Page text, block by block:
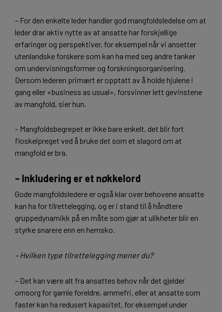
– For den enkelte leder handler god mangfoldsledelse om at
leder drar aktiv nytte av at ansatte har forskjellige
erfaringer og perspektiver, for eksempel når vi ansetter
utenlandske forskere som kan ha med seg andre tanker
om undervisningsformer og forskningsorganisering.
Dersom lederen primært er opptatt av å holde hjulene i
gang eller «business as usual», forsvinner lett gevinstene
av mangfold, sier hun.
– Mangfoldsbegrepet er ikke bare enkelt, det blir fort
floskelpreget ved å bruke det som et slagord om at
mangfold er bra.
– Inkludering er et nøkkelord
Gode mangfoldsledere er også klar over behovene ansatte
kan ha for tilrettelegging, og er i stand til å håndtere
gruppedynamikk på en måte som gjør at ulikheter blir en
styrke snarere enn en hemsko.
– Hvilken type tilrettelegging mener du?
– Det kan være alt fra ansattes behov når det gjelder
omsorg for gamle foreldre, ammefri, eller at ansatte som
faster kan ha redusert kapasitet, for eksempel under